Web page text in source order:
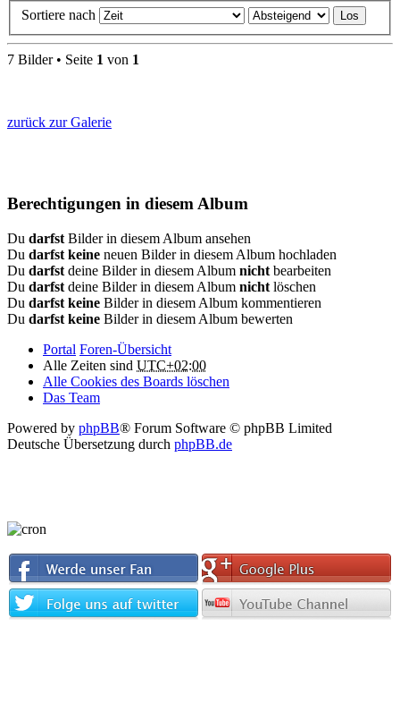
Sortiere nach
7 Bilder • Seite 1 von 1
zurück zur Galerie
Berechtigungen in diesem Album
Du darfst Bilder in diesem Album ansehen
Du darfst keine neuen Bilder in diesem Album hochladen
Du darfst deine Bilder in diesem Album nicht bearbeiten
Du darfst deine Bilder in diesem Album nicht löschen
Du darfst keine Bilder in diesem Album kommentieren
Du darfst keine Bilder in diesem Album bewerten
Portal Foren-Übersicht
Alle Zeiten sind UTC+02:00
Alle Cookies des Boards löschen
Das Team
Powered by phpBB® Forum Software © phpBB Limited
Deutsche Übersetzung durch phpBB.de